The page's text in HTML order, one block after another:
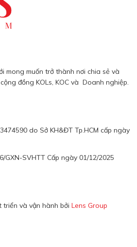
mong muốn trở thành nơi chia sẻ và
đồng KOLs, KOC và Doanh nghiệp.
do Sở KH&ĐT Tp.HCM cấp ngày
GXN-SVHTT Cấp ngày 01/12/2025
triển và vận hành bởi Lens Group